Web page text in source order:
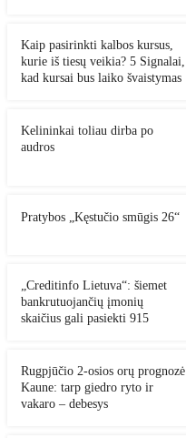
Kaip pasirinkti kalbos kursus,
kurie iš tiesų veikia? 5 Signalai,
kad kursai bus laiko švaistymas
Kelininkai toliau dirba po
audros
Pratybos „Kęstučio smūgis 26“
„Creditinfo Lietuva“: šiemet
bankrutuojančių įmonių
skaičius gali pasiekti 915
Rugpjūčio 2-osios orų prognozė
Kaune: tarp giedro ryto ir
vakaro – debesys